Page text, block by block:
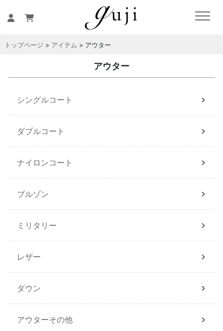
トップページ > アイテム > アウター
アウター
シングルコート
ダブルコート
ナイロンコート
ブルゾン
ミリタリー
レザー
ダウン
アウターその他